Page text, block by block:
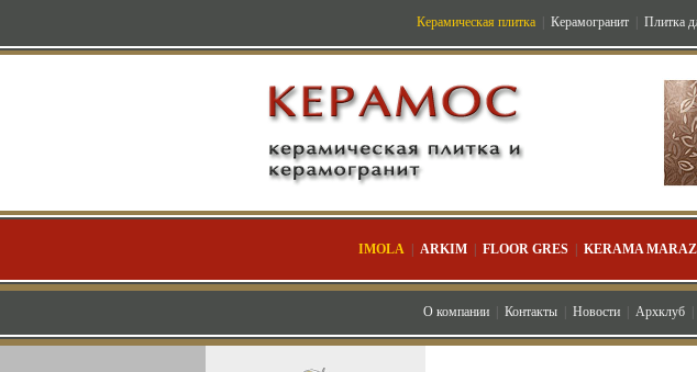
Керамическая плитка Керамогранит Плитка
IMOLA| ARKIM| FLOOR GRES| KERAMA
О компании| Контакты| Новости| Архклуб|